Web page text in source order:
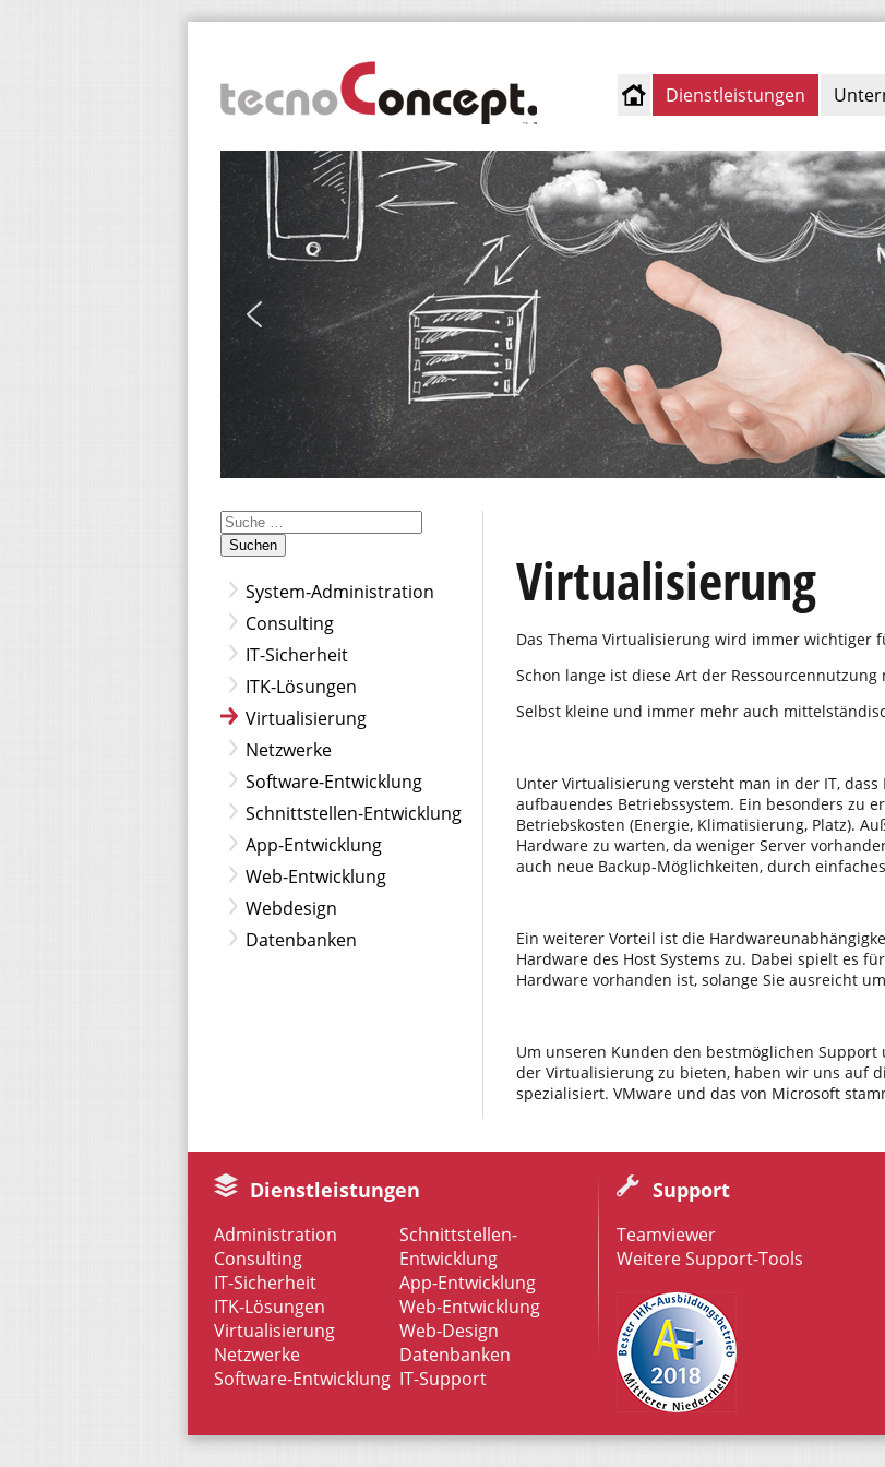
Dienstleistungen
Suchen
System-Administration
Consulting
IT-Sicherheit
ITK-Lösungen
Virtualisierung
Netzwerke
Software-Entwicklung
Schnittstellen-Entwicklung
App-Entwicklung
Web-Entwicklung
Webdesign
Datenbanken
Virtualisierung
Das Thema Virtualisierung wird immer wichtiger
Schon lange ist diese Art der
Selbst kleine und immer mehr auch
Unter Virtualisierung versteht man in der IT,
aufbauendes Betriebssystem. Ein besonders zu
Betriebskosten (Energie, Klimatisierung, Platz).
Hardware zu warten, da weniger Server
auch neue Backup-Möglichkeiten, durch
Ein weiterer Vorteil ist die
Hardware des Host Systems zu. Dabei spielt es
Hardware vorhanden ist, solange Sie ausreicht
Um unseren Kunden den bestmöglichen
der Virtualisierung zu bieten, haben wir uns auf
spezialisiert. VMware und das von Microsoft
Dienstleistungen
Administration
Consulting
IT-Sicherheit
ITK-Lösungen
Virtualisierung
Netzwerke
Software-Entwicklung
Schnittstellen-
Entwicklung
App-Entwicklung
Web-Entwicklung
Web-Design
Datenbanken
IT-Support
Support
Teamviewer
Weitere Support-Tools